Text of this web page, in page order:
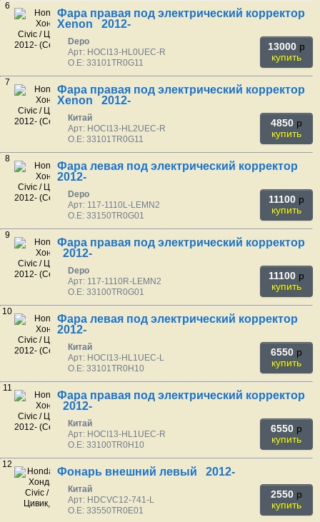
6
Фара правая под электрический корректор
Xenon 2012-
Depo
Арт: HOCI13-HL0UEC-R
O.E: 33101TR0G11
13000 p
купить
7
Фара правая под электрический корректор
Xenon 2012-
Китай
Арт: HOCI13-HL2UEC-R
O.E: 33101TR0G11
4850 p
купить
8
Фара левая под электрический корректор
2012-
Depo
Арт: 117-1110L-LEMN2
O.E: 33150TR0G01
11100 p
купить
9
Фара правая под электрический корректор
2012-
Depo
Арт: 117-1110R-LEMN2
O.E: 33100TR0G01
11100 p
купить
10
Фара левая под электрический корректор
2012-
Китай
Арт: HOCI13-HL1UEC-L
O.E: 33101TR0H10
6550 p
купить
11
Фара правая под электрический корректор
2012-
Китай
Арт: HOCI13-HL1UEC-R
O.E: 33100TR0H10
6550 p
купить
12
Фонарь внешний левый 2012-
Китай
Арт: HDCVC12-741-L
O.E: 33550TR0E01
2550 p
купить